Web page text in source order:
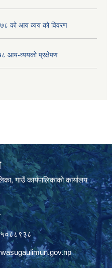
को आय व्यय को विवरण
आय-व्ययको प्रक्षेपण
गाउँ कार्यपालिकाको कार्यालय